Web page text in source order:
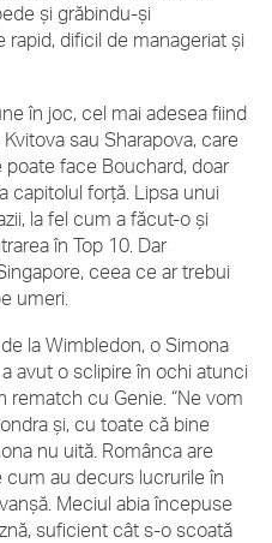
și grăbindu-și
dificil de manageriat și
în joc, cel mai adesea fiind
sau Sharapova, care
face Bouchard, doar
capitolul forță. Lipsa unui
la fel cum a făcut-o și
în Top 10. Dar
ceea ce ar trebui
umeri.
la Wimbledon, o Simona
avut o sclipire în ochi atunci
rematch cu Genie. “Ne vom
și, cu toate că bine
nu uită. Românca are
au decurs lucrurile în
Meciul abia începuse
suficient cât s-o scoată